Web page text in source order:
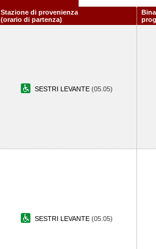
Stazione di provenienza
(orario di partenza)
SESTRI LEVANTE (05.05)
SESTRI LEVANTE (05.05)